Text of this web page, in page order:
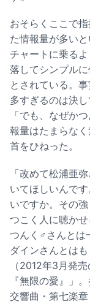
おそらくここで
た情報量が多い
チャートに乗る
落してシンプル
とされている。
多すぎるのは決
「でも、なぜか
報量はたまらな
首をひねった。
「改めて松浦亜
いてほしいんで
いですか。その
つこく人に聴か
つんく♂さんとは
ダインさんとは
（2012年3月発
『無限の愛』」。
交響曲・第七楽